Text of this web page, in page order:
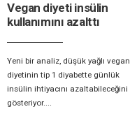
Vegan diyeti insülin
kullanımını azalttı
Yeni bir analiz, düşük yağlı vegan
diyetinin tip 1 diyabette günlük
insülin ihtiyacını azaltabileceğini
gösteriyor....